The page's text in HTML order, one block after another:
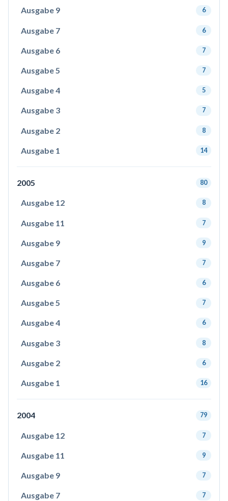
Ausgabe 9 6
Ausgabe 7 6
Ausgabe 6 7
Ausgabe 5 7
Ausgabe 4 5
Ausgabe 3 7
Ausgabe 2 8
Ausgabe 1 14
2005 80
Ausgabe 12 8
Ausgabe 11 7
Ausgabe 9 9
Ausgabe 7 7
Ausgabe 6 6
Ausgabe 5 7
Ausgabe 4 6
Ausgabe 3 8
Ausgabe 2 6
Ausgabe 1 16
2004 79
Ausgabe 12 7
Ausgabe 11 9
Ausgabe 9 7
Ausgabe 7 7